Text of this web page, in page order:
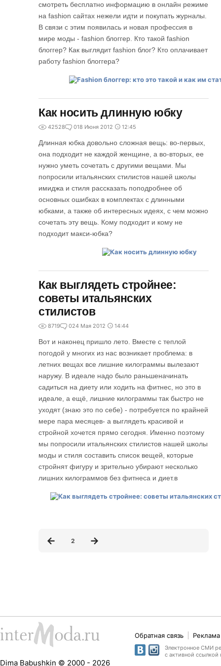
смотреть бесплатно информацию в онлайн режиме
на fashion сайтах нежели идти и покупать журналы.
В связи с этим появилась и новая профессия в
мире моды - fashion блоггер. Кто такой fashion
блоггер? Как выглядит fashion блог? Кто оплачивает
работу fashion блоггера?
Как носить длинную юбку
42528 018 Июня 2012 12:45
Длинная юбка довольно сложная вещь: во-первых,
она подходит не каждой женщине, а во-вторых, ее
нужно уметь сочетать с другими вещами. Мы
попросили итальянских стилистов нашей школы
имиджа и стиля рассказать поподробнее об
основных ошибках в комплектах с длинными
юбками, а также об интересных идеях, с чем можно
сочетать эту вещь. Кому подходит и кому не
подходит макси-юбка?
Как выглядеть стройнее:
советы итальянских
стилистов
8719 024 Мая 2012 14:44
Вот и наконец пришло лето. Вместе с теплой
погодой у многих из нас возникает проблема: в
летних вещах все лишние килограммы вылезают
наружу. В идеале надо было раньшеначинать
садиться на диету или ходить на фитнес, но это в
идеале, а ещё, лишние килограммы так быстро не
уходят (знаю это по себе) - потребуется по крайней
мере пара месяцев- а выглядеть красивой и
стройной хочется прямо сегодня. Именно поэтому
мы попросили итальянских стилистов нашей школы
моды и стиля составить список вещей, которые
стройнят фигуру и зрительно убирают несколько
лишних килограммов без фитнеса и диет.в
2
Dima Babushkin © 2000 - 2026
Обратная связь
Электронное СМИ
с активной ссылкой